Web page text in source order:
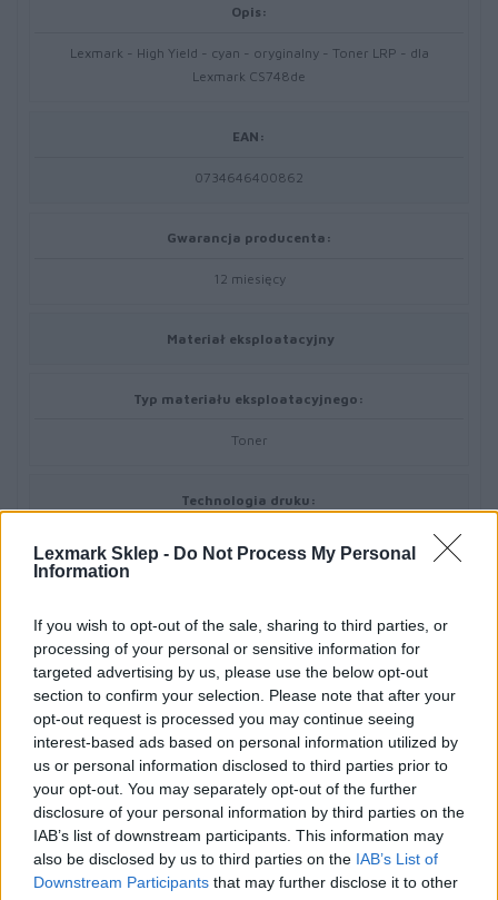
Lexmark Sklep - Do Not Process My Personal
Information
If you wish to opt-out of the sale, sharing to third parties, or
processing of your personal or sensitive information for
targeted advertising by us, please use the below opt-out
section to confirm your selection. Please note that after your
opt-out request is processed you may continue seeing
interest-based ads based on personal information utilized by
us or personal information disclosed to third parties prior to
your opt-out. You may separately opt-out of the further
disclosure of your personal information by third parties on the
IAB’s list of downstream participants. This information may
also be disclosed by us to third parties on the IAB’s List of
Downstream Participants that may further disclose it to other
Opis:
Lexmark - High Yield - cyan - oryginalny - Toner LRP - dla
Lexmark CS748de
EAN:
0734646400862
Gwarancja producenta:
12 miesięcy
Materiał eksploatacyjny
Typ materiału eksploatacyjnego:
Toner
Technologia druku:
Ilość w komplecie:
1 szt.
Wydajność kasety tonera:
High Yield